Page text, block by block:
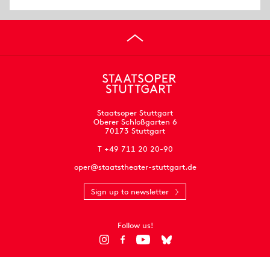
Staatsoper Stuttgart
Oberer Schloßgarten 6
70173 Stuttgart
T +49 711 20 20-90
oper@staatstheater-stuttgart.de
Sign up to newsletter
Follow us!